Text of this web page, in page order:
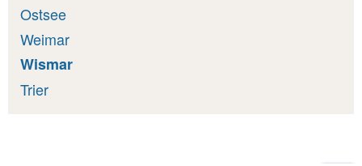
Ostsee
Weimar
Wismar
Trier